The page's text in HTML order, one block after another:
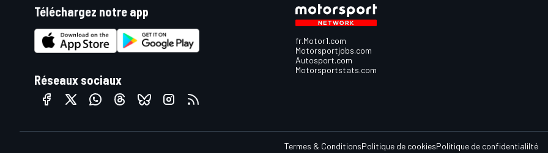
Téléchargez notre app
Réseaux sociaux
fr.Motor1.com
Motorsportjobs.com
Autosport.com
Motorsportstats.com
Termes & ConditionsPolitique de cookiesPolitique de confidentialilté